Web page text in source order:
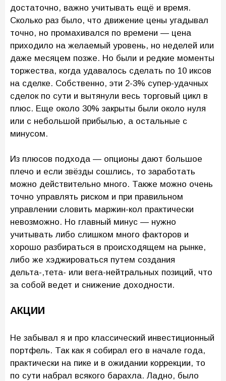
достаточно, важно учитывать ещё и время.
Сколько раз было, что движение цены угадывал
точно, но промахивался по времени — цена
приходило на желаемый уровень, но неделей или
даже месяцем позже. Но были и редкие моменты
торжества, когда удавалось сделать по 10 иксов
на сделке. Собственно, эти 2-3% супер-удачных
сделок по сути и вытянули весь торговый цикл в
плюс. Еще около 30% закрыты были около нуля
или с небольшой прибылью, а остальные с
минусом.
Из плюсов подхода — опционы дают большое
плечо и если звёзды сошлись, то заработать
можно действительно много. Также можно очень
точно управлять риском и при правильном
управлении словить маржин-кол практически
невозможно. Но главный минус — нужно
учитывать либо слишком много факторов и
хорошо разбираться в происходящем на рынке,
либо же хэджироваться путем создания
дельта-,тета- или вега-нейтральных позиций, что
за собой ведет и снижение доходности.
АКЦИИ
Не забывал я и про классический инвестиционный
портфель. Так как я собирал его в начале года,
практически на пике и в ожидании коррекции, то
по сути набрал всякого барахла. Ладно, было